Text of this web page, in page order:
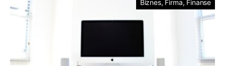
Biznes, Firma, Finanse